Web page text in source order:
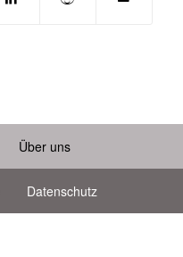
Über uns
Datenschutz